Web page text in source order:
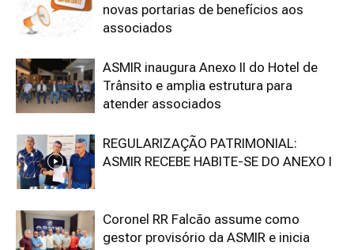
novas portarias de benefícios aos
associados
ASMIR inaugura Anexo II do Hotel de
Trânsito e amplia estrutura para
atender associados
REGULARIZAÇÃO PATRIMONIAL:
ASMIR RECEBE HABITE-SE DO ANEXO I
Coronel RR Falcão assume como
gestor provisório da ASMIR e inicia